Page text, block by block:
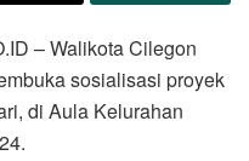
– Walikota Cilegon
sosialisasi proyek
di Aula Kelurahan